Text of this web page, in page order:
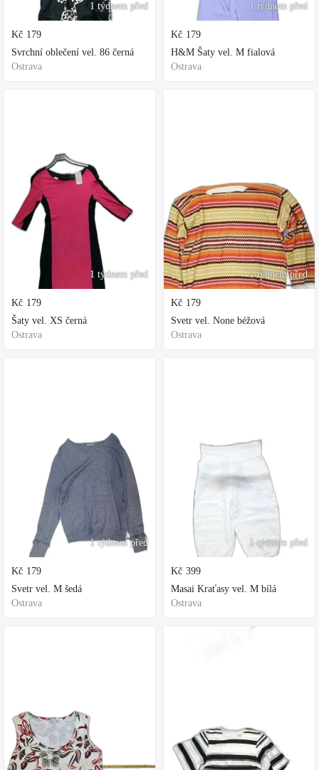
1 týdnem před
Kč 179
Svrchní oblečení vel. 86 černá
Ostrava
1 týdnem před
Kč 179
Šaty vel. XS černá
Ostrava
1 týdnem před
Kč 179
Svetr vel. M šedá
Ostrava
1 týdnem před
Kč 179
H&M Šaty vel. M fialová
Ostrava
1 týdnem před
Kč 179
Svetr vel. None béžová
Ostrava
1 týdnem před
Kč 399
Masai Kraťasy vel. M bílá
Ostrava